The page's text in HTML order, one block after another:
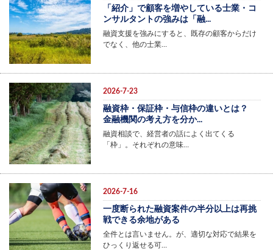
「紹介」で顧客を増やしている士業・コ
ンサルタントの強みは「融...
融資支援を強みにすると、既存の顧客からだけ
でなく、他の士業…
2026-7-23
融資枠・保証枠・与信枠の違いとは？
金融機関の考え方を分か...
融資相談で、経営者の話によく出てくる
「枠」。それぞれの意味…
2026-7-16
一度断られた融資案件の半分以上は再挑
戦できる余地がある
全件とは言いません。が、適切な対応で結果を
ひっくり返せる可…